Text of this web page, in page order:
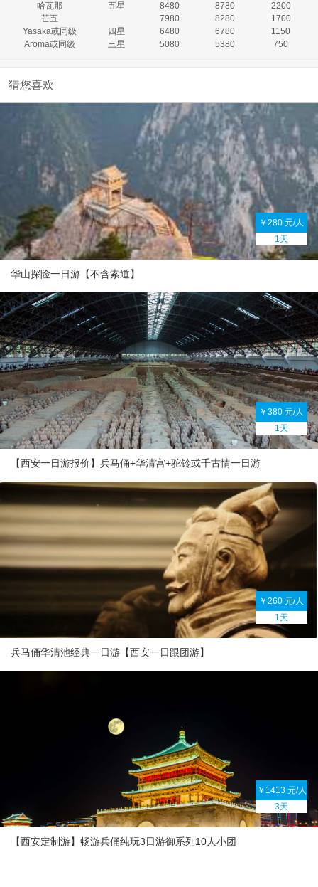
哈瓦那
五星 8480 8780
2200
芒五
7980 8280
1700
Yasaka或同级
四星 6480 6780
1150
Aroma或同级
三星 5080 5380 750
猜您喜欢
￥280 元/人
1天
华山探险一日游【不含索道】
￥380 元/人
1天
【西安一日游报价】兵马俑+华清宫+驼铃或千古情一日游
￥260 元/人
1天
兵马俑华清池经典一日游【西安一日跟团游】
￥1413 元/人
3天
【西安定制游】畅游兵俑纯玩3日游御系列10人小团